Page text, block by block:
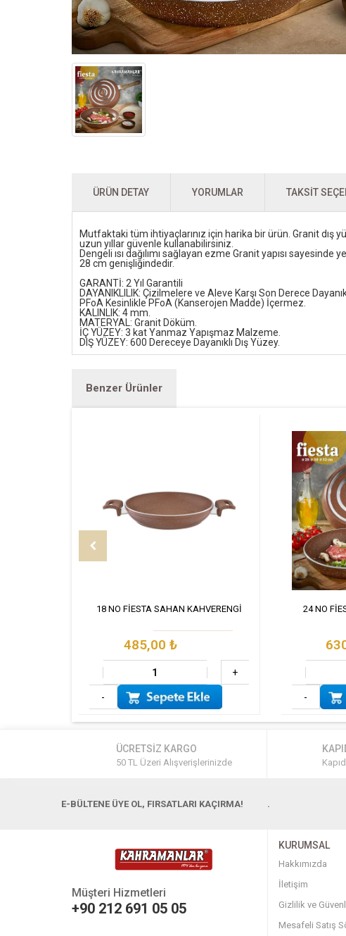
ÜRÜN DETAY YORUMLAR TAKSIT
Mutfaktaki tüm ihtiyaçlarınız için harika bir ürün. Granit dış
uzun yıllar güvenle kullanabilirsiniz.
Dengeli ısı dağılımı sağlayan ezme Granit yapısı
28 cm genişliğindedir.
GARANTİ: 2 Yıl Garantili
DAYANIKLILIK: Çizilmelere ve Aleve Karşı Son Derece
PFoA Kesinlikle PFoA (Kanserojen Madde) İçermez.
KALINLIK: 4 mm.
MATERYAL: Granit Döküm.
İÇ YÜZEY: 3 kat Yanmaz Yapışmaz Malzeme.
DIŞ YÜZEY: 600 Dereceye Dayanıklı Dış Yüzey.
Benzer Ürünler
18 NO FİESTA SAHAN KAHVERENGİ
485,00 ₺
+
-
24 NO
-
ÜCRETSİZ KARGO
50 TL Üzeri Alışverişlerinizde
E-BÜLTENE ÜYE OL, FIRSATLARI KAÇIRMA! .
Müşteri Hizmetleri
+90 212 691 05 05
KURUMSAL
Hakkımızda
İletişim
Gizlilik ve
Mesafeli Satış